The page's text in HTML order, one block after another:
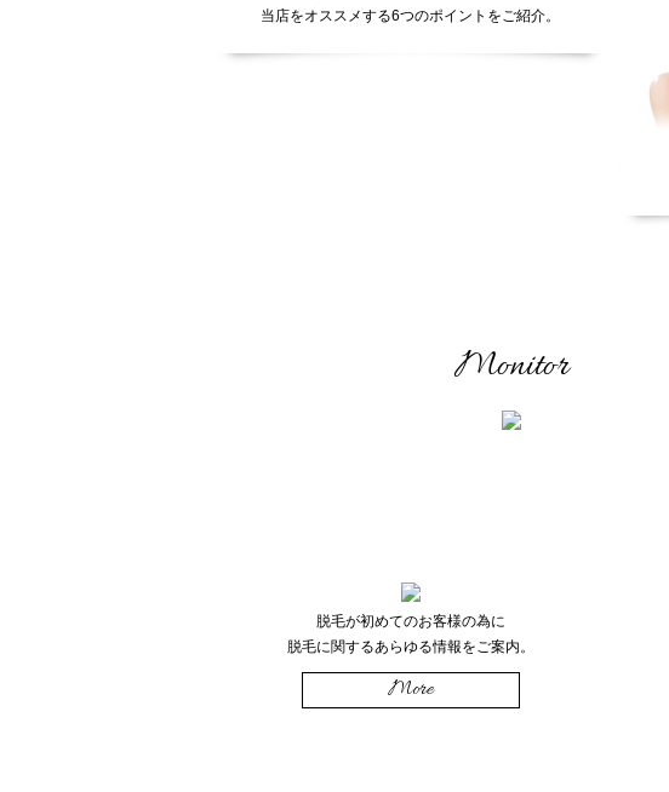
当店をオススメする6つのポイントをご紹介。
Monitor
脱毛が初めてのお客様の為に
脱毛に関するあらゆる情報をご案内。
More